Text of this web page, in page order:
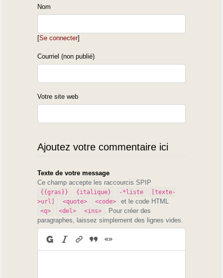
Nom
[Se connecter]
Courriel (non publié)
Votre site web
Ajoutez votre commentaire ici
Texte de votre message
Ce champ accepte les raccourcis SPIP
{{gras}} {italique} -*liste
[texte-
>url]
<quote> <code> et le code HTML
<q> <del> <ins>
. Pour créer des
paragraphes, laissez simplement des lignes vides.